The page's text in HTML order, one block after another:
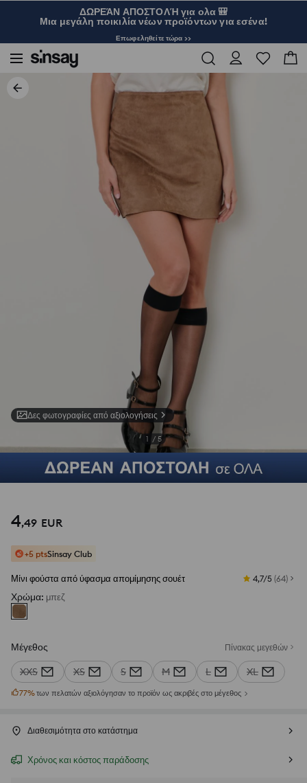
ΔΩΡΕΆΝ ΑΠΟΣΤΟΛΉ για ολα 🎒
Μια μεγάλη ποικιλία νέων προϊόντων για εσένα!
Επωφεληθείτε τώρα >>
Δες φωτογραφίες από αξιολογήσεις
1 / 5
4,49 EUR
+5 ptsSinsay Club
Μίνι φούστα από ύφασμα απομίμησης σουέτ 4,7/5 (64)
Χρώμα: μπεζ
Μέγεθος Πίνακας μεγεθών
XXS XS S M L XL
77%των πελατών αξιολόγησαν το προϊόν ως ακριβές στο μέγεθος
Διαθεσιμότητα στο κατάστημα
Χρόνος και κόστος παράδοσης